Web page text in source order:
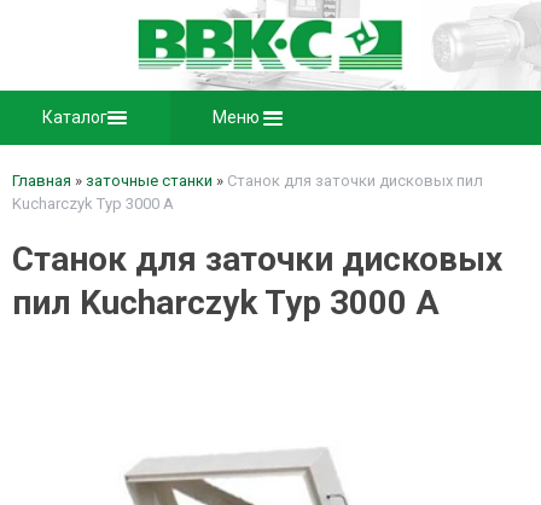
Каталог Меню
Главная » заточные станки » Станок для заточки дисковых пил
Kucharczyk Typ 3000 A
Станок для заточки дисковых
пил Kucharczyk Typ 3000 A